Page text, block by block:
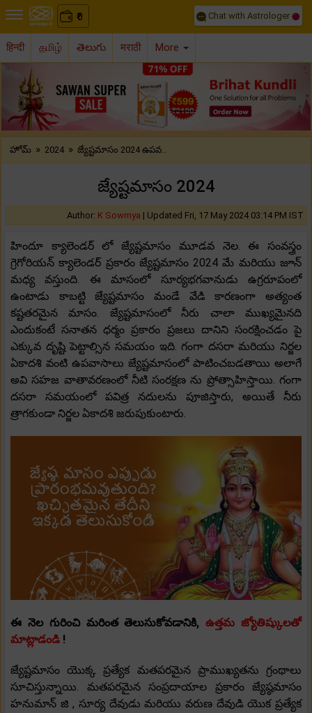
₹
0 Chat with Astrologer
हिन्दी தமிழ் తెలుగు मराठी More
Previous
హోమ్ » 2024 » జ్యేష్టమాసం 2024 ఉపవ..
జ్యేష్టమాసం 2024
Author: K Sowmya | Updated Fri, 17 May 2024 03:14 PM IST
హిందూ క్యాలెండర్ లో జ్యేష్టమాసం మూడవ నెల. ఈ సంవస్త్రం
గ్రెగోరియన్ క్యాలెండర్ ప్రకారం జ్యేష్టమాసం 2024 మే మరియు జూన్
మధ్య వస్తుంది. ఈ మాసంలో సూర్యభగవానుడు ఉగ్రరూపంలో
ఉంటాడు కాబట్టి జ్యేష్టమాసం మండే వేడి కారణంగా అత్యంత
కష్టతరమైన మాసం. జ్యేష్టమాసంలో నీరు చాలా ముఖ్యమైనది
ఎందుకంటే సనాతన ధర్మం ప్రకారం ప్రజలు దానిని సంరక్షించడం పై
ఎక్కువ దృష్టి పెట్టాల్సిన సమయం ఇది. గంగా దసరా మరియు నిర్జల
ఏకాదశి వంటి ఉపవాసాలు జ్యేష్టమాసంలో పాటించబడతాయి అలాగే
అవి సహజ వాతావరణంలో నీటి సంరక్షణ ను ప్రోత్సాహిస్తాయి. గంగా
దసరా సమయంలో పవిత్ర నదులను పూజిస్తారు, అయితే నీరు
త్రాగకుండా నిర్జల ఏకాదశి జరుపుకుంటారు.
ఈ నెల గురించి మరింత తెలుసుకోవడానికి,ఉత్తమ జ్యోతిష్కులతో
మాట్లాడండి !
జ్యేష్టమాసం యొక్క ప్రత్యేక మతపరమైన ప్రాముఖ్యతను గ్రంథాలు
సూచిస్తున్నాయి. మతపరమైన సంప్రదాయాల ప్రకారం జ్యేష్ఠమాసం
హనుమాన్ జి , సూర్య దేవుడు మరియు వరుణ దేవుడి యొక ప్రత్యేక